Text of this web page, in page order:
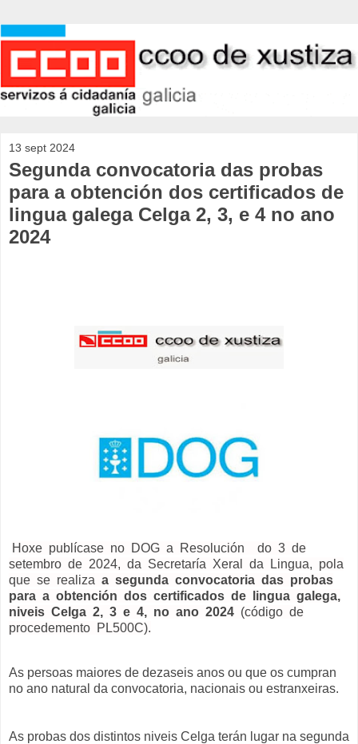
13 sept 2024
Segunda convocatoria das probas
para a obtención dos certificados de
lingua galega Celga 2, 3, e 4 no ano
2024
Hoxe publícase no DOG a
Resolución do 3 de
setembro de 2024, da Secretaría Xeral da Lingua, pola
que se realiza a segunda convocatoria das probas
para a obtención dos certificados de lingua galega,
niveis Celga 2, 3 e 4, no ano 2024 (código de
procedemento PL500C).
As persoas maiores de dezaseis anos ou que os cumpran
no ano natural da convocatoria, nacionais ou estranxeiras.
As probas dos distintos niveis Celga terán lugar na segunda